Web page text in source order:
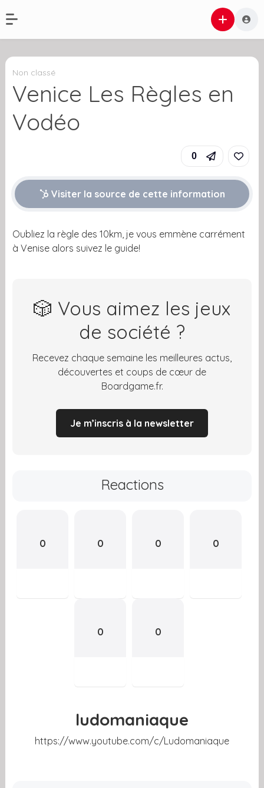
Non classé
Venice Les Règles en
Vodéo
0
Visiter la source de cette information
Oubliez la règle des 10km, je vous emmène carrément
à Venise alors suivez le guide!
🎲 Vous aimez les jeux
de société ?
Recevez chaque semaine les meilleures actus,
découvertes et coups de cœur de
Boardgame.fr.
Je m’inscris à la newsletter
Reactions
0 0 0 0
0 0
ludomaniaque
https://www.youtube.com/c/Ludomaniaque